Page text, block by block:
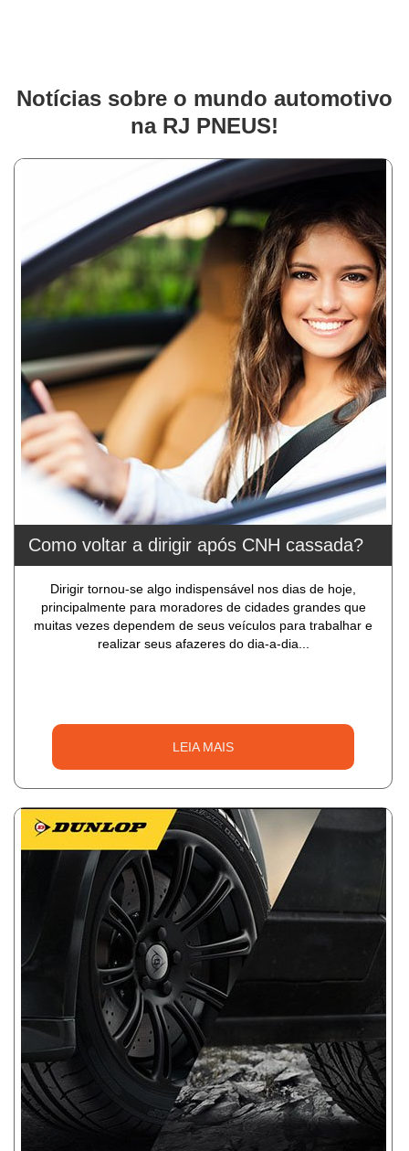
Notícias sobre o mundo automotivo
na RJ PNEUS!
Como voltar a dirigir após CNH cassada?
Dirigir tornou-se algo indispensável nos dias de hoje,
principalmente para moradores de cidades grandes que
muitas vezes dependem de seus veículos para trabalhar e
realizar seus afazeres do dia-a-dia...
LEIA MAIS